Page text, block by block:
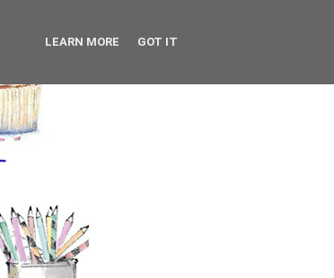
LEARN MORE GOT IT